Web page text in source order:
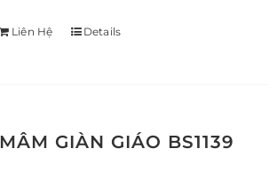
Liên Hệ Details
MÂM GIÀN GIÁO BS1139